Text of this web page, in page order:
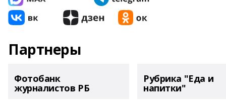
Партнеры
Фотобанк
журналистов РБ
Рубрика "Еда и
напитки"